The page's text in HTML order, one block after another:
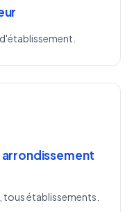
arrondissement
établissements.